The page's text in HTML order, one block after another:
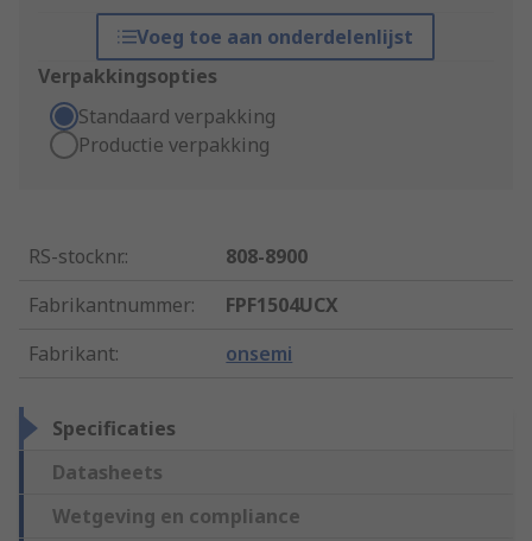
Voeg toe aan onderdelenlijst
Verpakkingsopties
Standaard verpakking
Productie verpakking
RS-stocknr.:
808-8900
Fabrikantnummer:
FPF1504UCX
Fabrikant: onsemi
Specificaties
Datasheets
Wetgeving en compliance